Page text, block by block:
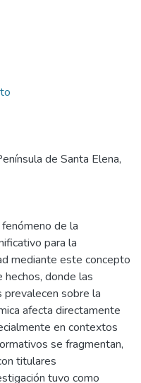
de Santa Elena,
de la
para la
mediante este concepto
hechos, donde las
prevalecen sobre la
afecta directamente
en contextos
se fragmentan,
titulares
tuvo como